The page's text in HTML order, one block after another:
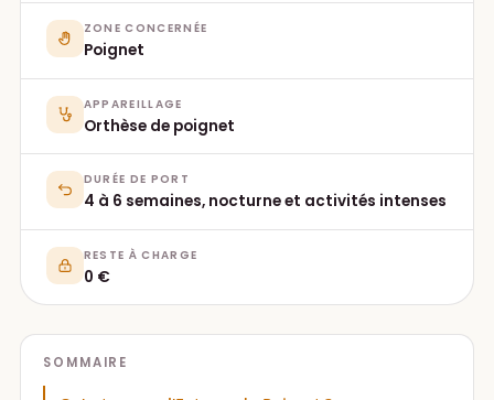
ZONE CONCERNÉE
Poignet
APPAREILLAGE
Orthèse de poignet
DURÉE DE PORT
4 à 6 semaines, nocturne et activités intenses
RESTE À CHARGE
0 €
SOMMAIRE